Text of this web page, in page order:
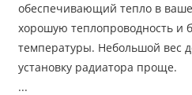
обеспечивающий тепло в
хорошую теплопроводность и
температуры. Небольшой вес
установку радиатора проще.
...